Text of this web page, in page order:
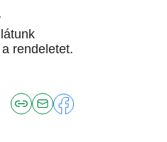
rendeletet.